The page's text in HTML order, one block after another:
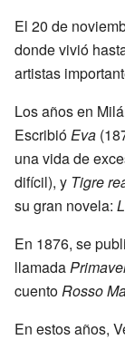
El 20 de
donde vivió
artistas
Los años en
Escribió Eva
una vida de
difícil), y Tigre
su gran novela:
En 1876, se
llamada
cuento Rosso
En estos años,